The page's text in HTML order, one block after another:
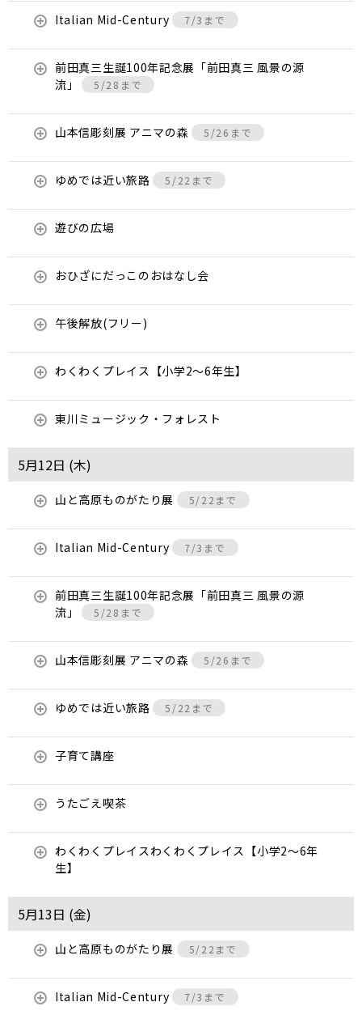
Italian Mid-Century 7/3まで
前田真三生誕100年記念展「前田真三 風景の源
流」
5/28まで
山本信彫刻展 アニマの森 5/26まで
ゆめでは近い旅路 5/22まで
遊びの広場
おひざにだっこのおはなし会
午後解放(フリー)
わくわくプレイス【小学2～6年生】
東川ミュージック・フォレスト
5月12日 (木)
山と高原ものがたり展 5/22まで
Italian Mid-Century 7/3まで
前田真三生誕100年記念展「前田真三 風景の源
流」
5/28まで
山本信彫刻展 アニマの森 5/26まで
ゆめでは近い旅路 5/22まで
子育て講座
うたごえ喫茶
わくわくプレイスわくわくプレイス【小学2～6年
生】
5月13日 (金)
山と高原ものがたり展 5/22まで
Italian Mid-Century 7/3まで